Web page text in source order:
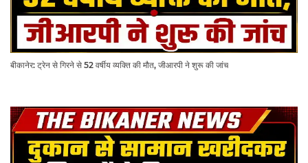
बीकानेर: ट्रेन से गिरने से 52 वर्षीय व्यक्ति की मौत, जीआरपी ने शुरू की जांच